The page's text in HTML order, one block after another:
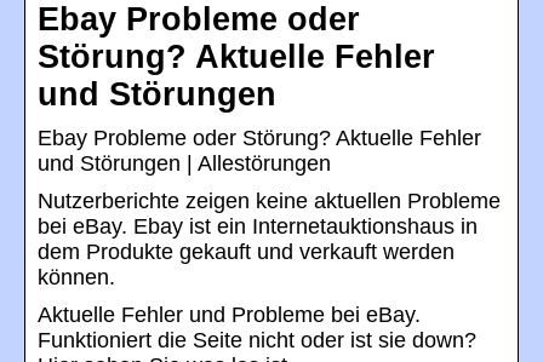
Ebay Probleme oder
Störung? Aktuelle Fehler
und Störungen
Ebay Probleme oder Störung? Aktuelle Fehler
und Störungen | Allestörungen
Nutzerberichte zeigen keine aktuellen Probleme
bei eBay. Ebay ist ein Internetauktionshaus in
dem Produkte gekauft und verkauft werden
können.
Aktuelle Fehler und Probleme bei eBay.
Funktioniert die Seite nicht oder ist sie down?